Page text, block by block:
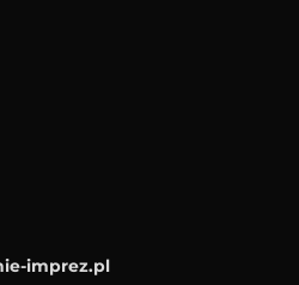
imprez.pl